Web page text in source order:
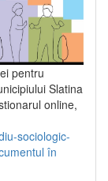
pentru
Slatina
online,
sociologic-
în